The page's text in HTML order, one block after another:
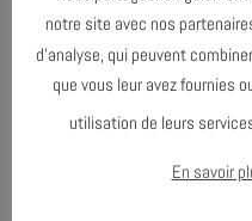
AGENDA
notre site avec nos
d’analyse, qui peuvent
que vous leur avez fournies
utilisation de leurs
En savoir